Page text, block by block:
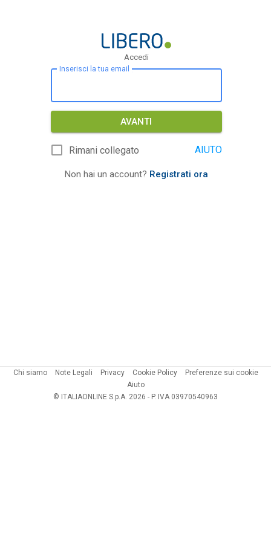
Accedi
Inserisci la tua email
AVANTI
Rimani collegato AIUTO
Non hai un account? Registrati ora
Chi siamo Note Legali Privacy Cookie Policy
Preferenze sui cookie
Aiuto
© ITALIAONLINE S.p.A. 2026 - P. IVA 03970540963